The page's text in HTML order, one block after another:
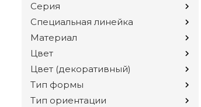
Серия
Специальная линейка
Материал
Цвет
Цвет (декоративный)
Тип формы
Тип ориентации